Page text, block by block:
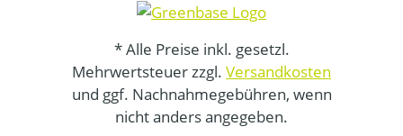
* Alle Preise inkl. gesetzl.
Mehrwertsteuer zzgl. Versandkosten
und ggf. Nachnahmegebühren, wenn
nicht anders angegeben.